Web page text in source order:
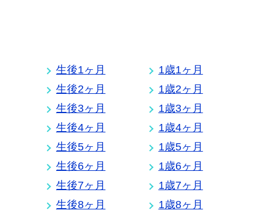
生後1ヶ月
生後2ヶ月
生後3ヶ月
生後4ヶ月
生後5ヶ月
生後6ヶ月
生後7ヶ月
生後8ヶ月
1歳1ヶ月
1歳2ヶ月
1歳3ヶ月
1歳4ヶ月
1歳5ヶ月
1歳6ヶ月
1歳7ヶ月
1歳8ヶ月